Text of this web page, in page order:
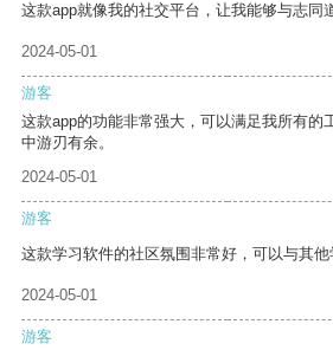
这款app就像我的社交平台，让我能够与志同
2024-05-01
游客
这款app的功能非常强大，可以满足我所有的
中游刃有余。
2024-05-01
游客
这款学习软件的社区氛围非常好，可以与其他
2024-05-01
游客